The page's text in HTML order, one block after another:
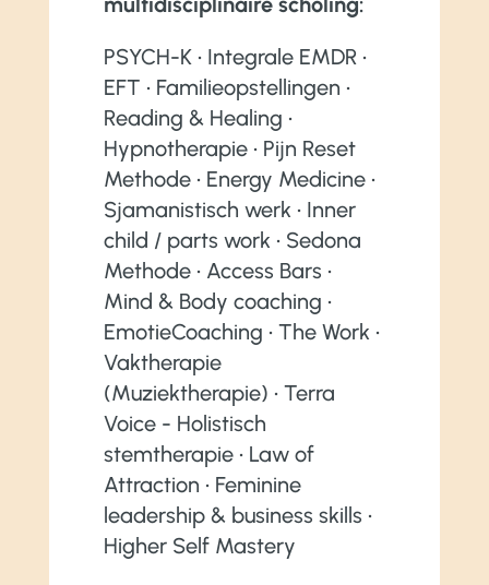
PSYCH-K • Integrale EMDR •
EFT • Familieopstellingen •
Reading & Healing •
Hypnotherapie • Pijn Reset
Methode • Energy Medicine •
Sjamanistisch werk • Inner
child / parts work • Sedona
Methode • Access Bars •
Mind & Body coaching •
EmotieCoaching • The Work •
Vaktherapie
(Muziektherapie) • Terra
Voice - Holistisch
stemtherapie • Law of
Attraction • Feminine
leadership & business skills •
Higher Self Mastery